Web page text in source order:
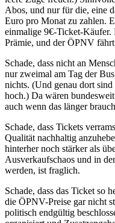
Abos, und nur für die, eine
Euro pro Monat zu zahlen.
einmalige 9€-Ticket-
Prämie, und der ÖPNV
Schade, dass nicht an
nur zweimal am Tag der
nichts. (Und genau dort
hoch.) Da wären
auch wenn das länger
Schade, dass Tickets
Qualität nachhaltig
hinterher noch stärker als
Ausverkaufschaos und in
werden, ist fraglich.
Schade, dass das Ticket so
die ÖPNV-Preise gar nicht
politisch endgültig